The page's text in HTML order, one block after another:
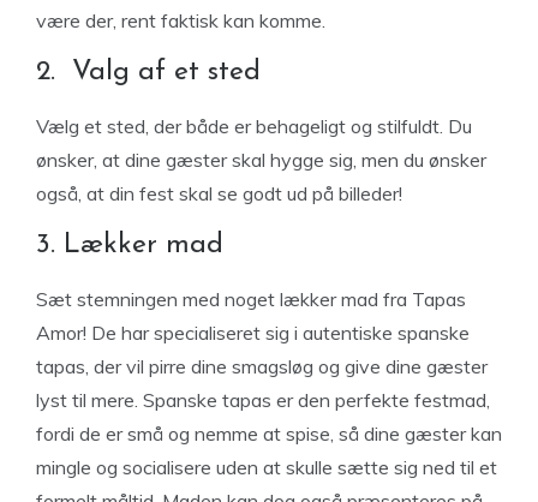
være der, rent faktisk kan komme.
2. Valg af et sted
Vælg et sted, der både er behageligt og stilfuldt. Du
ønsker, at dine gæster skal hygge sig, men du ønsker
også, at din fest skal se godt ud på billeder!
3. Lækker mad
Sæt stemningen med noget lækker mad fra Tapas
Amor! De har specialiseret sig i autentiske spanske
tapas, der vil pirre dine smagsløg og give dine gæster
lyst til mere. Spanske tapas er den perfekte festmad,
fordi de er små og nemme at spise, så dine gæster kan
mingle og socialisere uden at skulle sætte sig ned til et